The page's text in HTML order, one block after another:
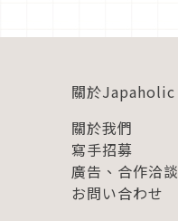
關於Japaholic
關於我們
寫手招募
廣告、合作洽談
お問い合わせ